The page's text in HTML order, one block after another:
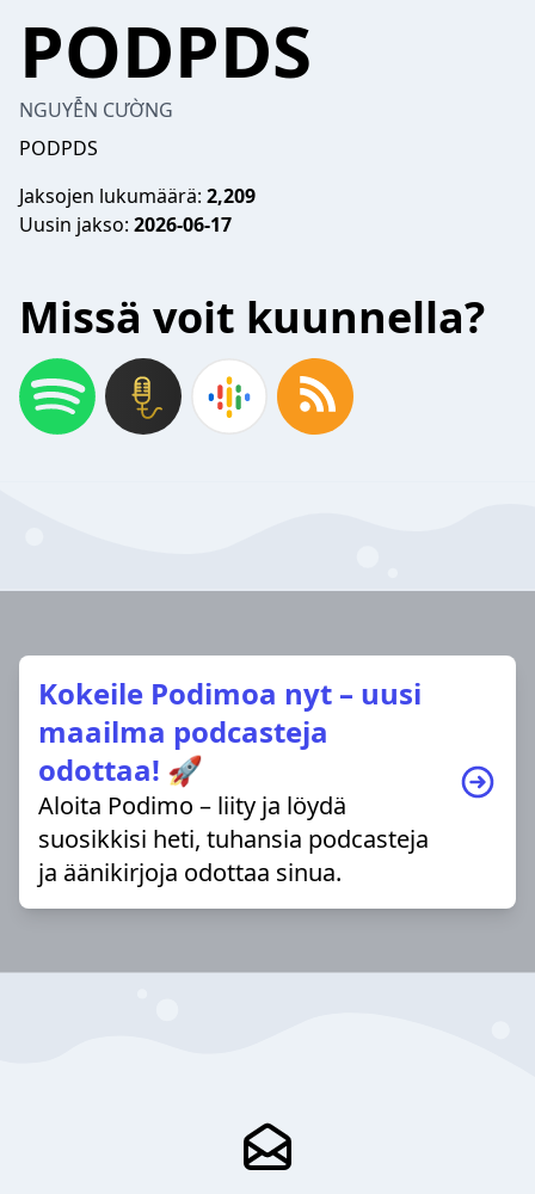
PODPDS
NGUYỄN CƯỜNG
PODPDS
Jaksojen lukumäärä: 2,209
Uusin jakso: 2026-06-17
Missä voit kuunnella?
Kokeile Podimoa nyt – uusi
maailma podcasteja
odottaa! 🚀
Aloita Podimo – liity ja löydä
suosikkisi heti, tuhansia podcasteja
ja äänikirjoja odottaa sinua.